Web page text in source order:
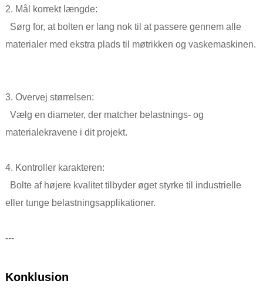
2. Mål korrekt længde:
Sørg for, at bolten er lang nok til at passere gennem alle
materialer med ekstra plads til møtrikken og vaskemaskinen.
3. Overvej størrelsen:
Vælg en diameter, der matcher belastnings- og
materialekravene i dit projekt.
4. Kontroller karakteren:
Bolte af højere kvalitet tilbyder øget styrke til industrielle
eller tunge belastningsapplikationer.
---
Konklusion